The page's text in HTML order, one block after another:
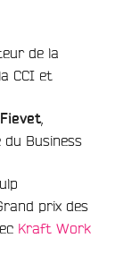
de la
CCI et
,
du Business
prix des
Kraft Work